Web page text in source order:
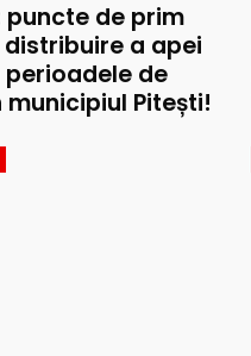
puncte de prim
a apei
de
Pitești!